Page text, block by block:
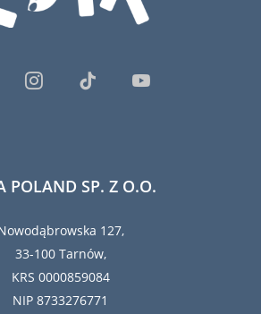
POLAND SP. Z O.O.
127,
33-100 Tarnów,
KRS 0000859084
NIP 8733276771